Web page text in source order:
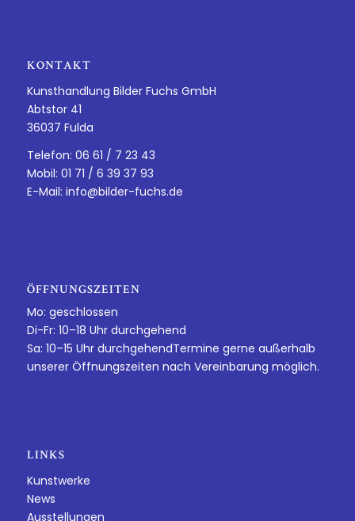
KONTAKT
Kunsthandlung Bilder Fuchs GmbH
Abtstor 41
36037 Fulda
Telefon: 06 61 / 7 23 43
Mobil: 01 71 / 6 39 37 93
E-Mail: info@bilder-fuchs.de
ÖFFNUNGSZEITEN
Mo: geschlossen
Di-Fr: 10–18 Uhr durchgehend
Sa: 10–15 Uhr durchgehendTermine gerne außerhalb
unserer Öffnungszeiten nach Vereinbarung möglich.
LINKS
Kunstwerke
News
Ausstellungen